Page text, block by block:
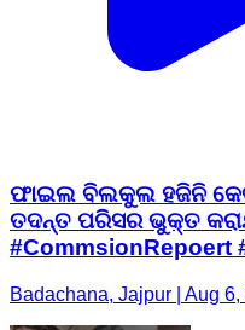
ଫାଇଲ ବିଲକୁଲ ହଜିନି
ତଦନ୍ତ ପରିସର ଭୁକ୍ତ
#CommsionRepoert
Badachana, Jajpur | Aug 6,